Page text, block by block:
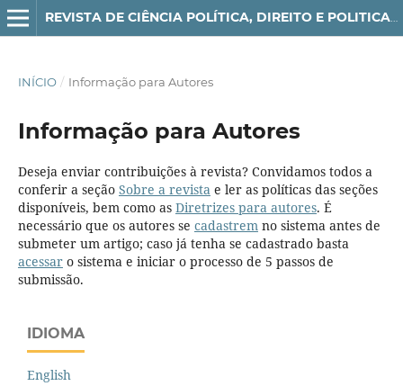
REVISTA DE CIÊNCIA POLÍTICA, DIREITO E POLITICAS PÚBLICAS - POLITI(K)CON
INÍCIO / Informação para Autores
Informação para Autores
Deseja enviar contribuições à revista? Convidamos todos a
conferir a seção Sobre a revistae ler as políticas das seções
disponíveis, bem como as Diretrizes para autores. É
necessário que os autores se cadastremno sistema antes de
submeter um artigo; caso já tenha se cadastrado basta
acessaro sistema e iniciar o processo de 5 passos de
submissão.
IDIOMA
English